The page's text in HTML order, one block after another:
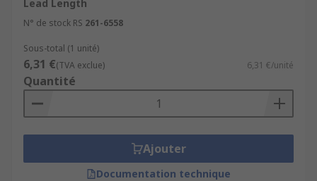
Lead Length
N° de stock RS 261-6558
Sous-total (1 unité)
6,31 €(TVA exclue) 6,31 €/unité
Quantité
Ajouter
Documentation technique